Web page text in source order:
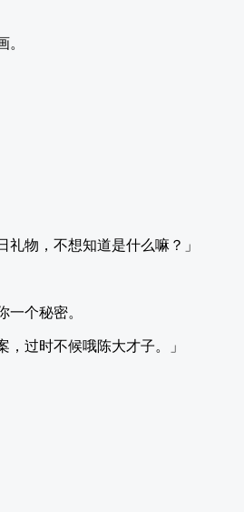
。
礼物，不想知道是什么嘛？」
一个秘密。
，过时不候哦陈大才子。」